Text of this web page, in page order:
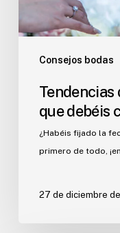
Consejos bodas
Tendencias
que debéis
¿Habéis fijado la
primero de todo,
27 de diciembre